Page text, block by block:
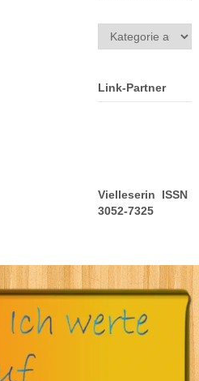
Kategorien
Link-Partner
Vielleserin ISSN
3052-7325